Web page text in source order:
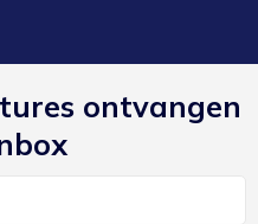
ontvangen